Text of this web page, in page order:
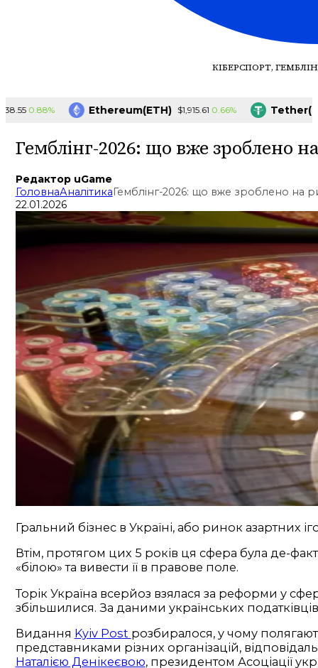
КІБЕРСПОРТ,
0.88% Ethereum(ETH) $1,915.61 0.66%
Гемблінг-2026: що вже зроблено
Редактор uGame
ГоловнаАналітикаГемблінг-2026: що вже зроблено на
22.01.2026
Гральний бізнес в Україні, або ринок азартних
Втім, протягом цих 5 років ця сфера була де-
«білою» та вивести її в правове поле.
Торік Україна всерйоз взялася за реформи у
збільшилися. За даними українських
Видання Kyiv Post розбиралося, у чому
представниками різних організацій,
Наталією Денікеєвою, президентом Асоціації